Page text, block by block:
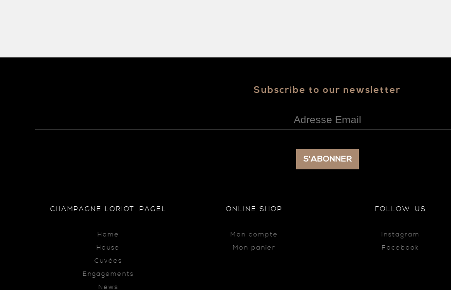
Subscribe to our newsletter
CHAMPAGNE LORIOT-PAGEL
Home
House
Cuvées
Engagements
News
ONLINE SHOP
Mon compte
Mon panier
FOLLOW-US
Instagram
Facebook